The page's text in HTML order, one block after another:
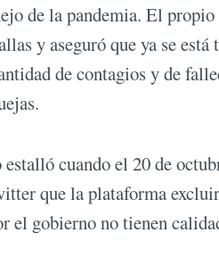
de la pandemia. El
y aseguró que ya se
de contagios y de
estalló cuando el 20 de
que la plataforma
el gobierno no tienen